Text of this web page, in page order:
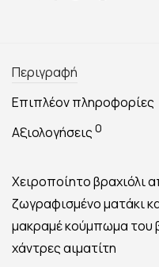
Περιγραφή
Επιπλέον πληροφορίες
Αξιολογήσεις 0
Χειροποίητο βραχιόλι
ζωγραφισμένο ματάκι
μακραμέ κούμπωμα του
χάντρες αιματίτη